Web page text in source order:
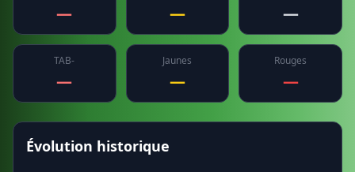
— — —
TAB-
—
Jaunes
—
Rouges
—
Évolution historique